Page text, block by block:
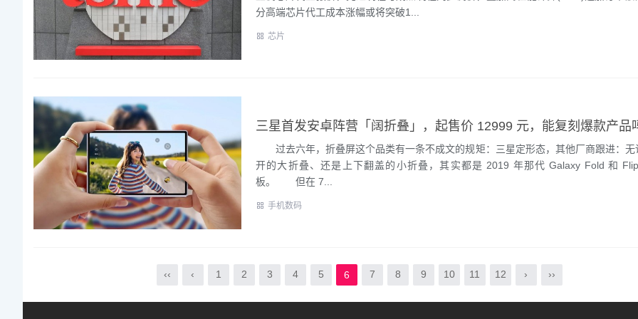
分高端芯片代工成本涨幅或将突破1...
芯片
三星首发安卓阵营「阔折叠」，起售价 12999 元，能复刻爆款产品
过去六年，折叠屏这个品类有一条不成文的规矩：三星定形态，其他厂商跟进：无
开的大折叠、还是上下翻盖的小折叠，其实都是 2019 年那代 Galaxy Fold 和
板。 但在 7...
手机数码
‹‹ ‹ 1 2 3 4 5 6 7 8 9 10 11 12 › ››